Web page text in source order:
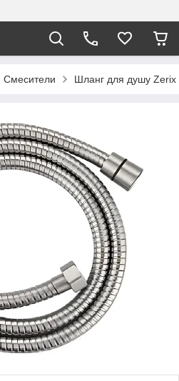
Смесители Шланг для душу Zerix